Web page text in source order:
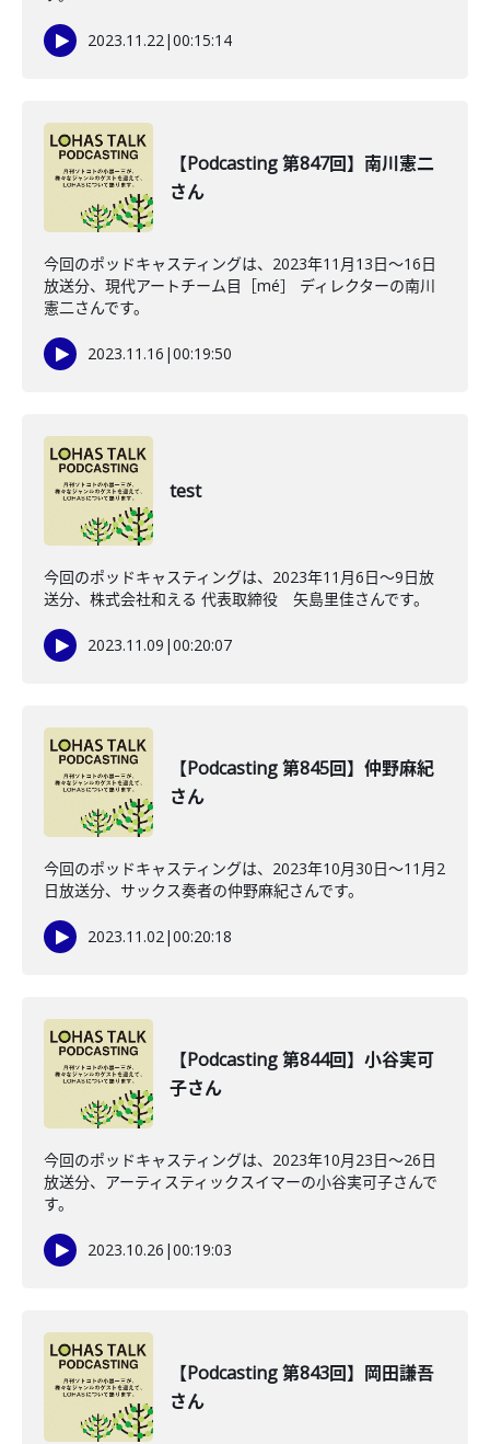
2023.11.22|00:15:14
【Podcasting 第847回】南川憲二
さん
今回のポッドキャスティングは、2023年11月13日〜16日
放送分、現代アートチーム目［mé］ ディレクターの南川
憲二さんです。
2023.11.16 |00:19:50
test
今回のポッドキャスティングは、2023年11月6日〜9日放
送分、株式会社和える 代表取締役 矢島里佳さんです。
2023.11.09 |00:20:07
【Podcasting 第845回】仲野麻紀
さん
今回のポッドキャスティングは、2023年10月30日〜11月2
日放送分、サックス奏者の仲野麻紀さんです。
2023.11.02|00:20:18
【Podcasting 第844回】小谷実可
子さん
今回のポッドキャスティングは、2023年10月23日〜26日
放送分、アーティスティックスイマーの小谷実可子さんで
す。
2023.10.26 |00:19:03
【Podcasting 第843回】岡田謙吾
さん